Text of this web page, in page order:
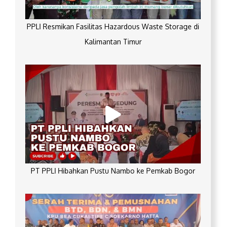
PPLI Resmikan Fasilitas Hazardous Waste Storage di
Kalimantan Timur
PT PPLI Hibahkan Pustu Nambo ke Pemkab Bogor